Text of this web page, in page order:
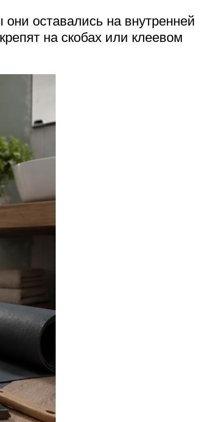
оставались на внутренней
на скобах или клеевом